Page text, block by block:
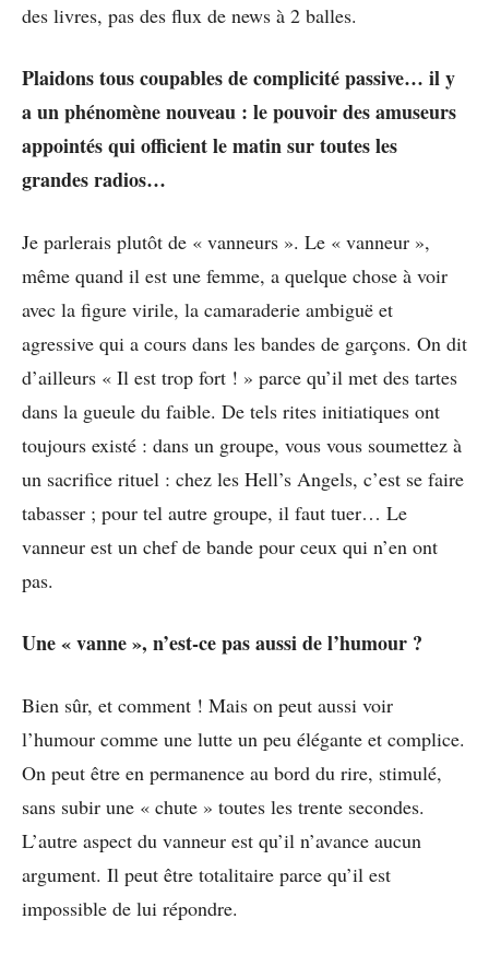
des livres, pas des flux de news à 2 balles.
Plaidons tous coupables de complicité passive… il y
a un phénomène nouveau : le pouvoir des amuseurs
appointés qui officient le matin sur toutes les
grandes radios…
Je parlerais plutôt de « vanneurs ». Le « vanneur »,
même quand il est une femme, a quelque chose à voir
avec la figure virile, la camaraderie ambiguë et
agressive qui a cours dans les bandes de garçons. On dit
d’ailleurs « Il est trop fort ! » parce qu’il met des tartes
dans la gueule du faible. De tels rites initiatiques ont
toujours existé : dans un groupe, vous vous soumettez à
un sacrifice rituel : chez les Hell’s Angels, c’est se faire
tabasser ; pour tel autre groupe, il faut tuer… Le
vanneur est un chef de bande pour ceux qui n’en ont
pas.
Une « vanne », n’est-ce pas aussi de l’humour ?
Bien sûr, et comment ! Mais on peut aussi voir
l’humour comme une lutte un peu élégante et complice.
On peut être en permanence au bord du rire, stimulé,
sans subir une « chute » toutes les trente secondes.
L’autre aspect du vanneur est qu’il n’avance aucun
argument. Il peut être totalitaire parce qu’il est
impossible de lui répondre.